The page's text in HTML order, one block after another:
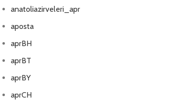
anatoliazirveleri_apr
aposta
aprBH
aprBT
aprBY
aprCH